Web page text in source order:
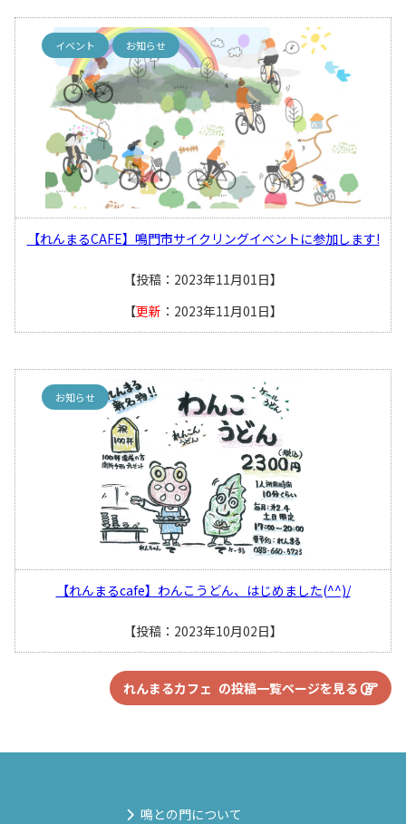
イベント お知らせ
【れんまるCAFE】鳴門市サイクリングイベントに参加します!
【投稿：2023年11月01日】
【更新 ：2023年11月01日】
お知らせ
【れんまるcafe】わんこうどん、はじめました(^^)/
【投稿：2023年10月02日】
れんまるカフェ の投稿一覧ページを見る
鳴との門について